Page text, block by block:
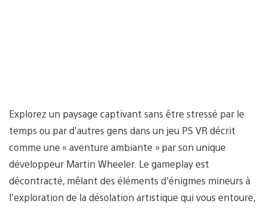
Explorez un paysage captivant sans être stressé par le
temps ou par d’autres gens dans un jeu PS VR décrit
comme une « aventure ambiante » par son unique
développeur Martin Wheeler. Le gameplay est
décontracté, mêlant des éléments d’énigmes mineurs à
l’exploration de la désolation artistique qui vous entoure,